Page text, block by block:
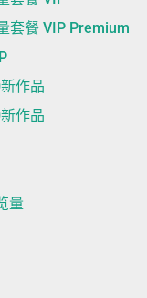
套餐 VIP Premium
作品
作品
量